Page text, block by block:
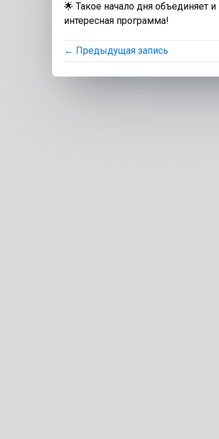
🌟 Такое начало дня объединяет
интересная программа!
← Предыдущая запись